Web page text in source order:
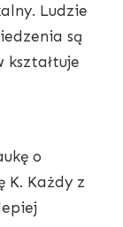
Ludzie
są
kształtuje
o
K. Każdy z